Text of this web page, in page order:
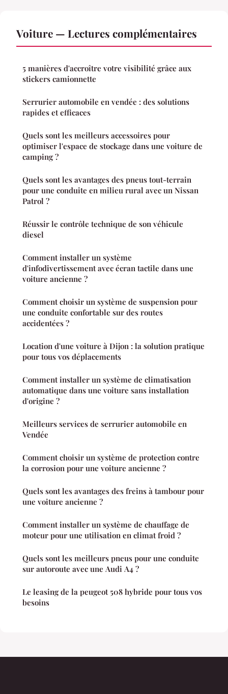
Voiture — Lectures complémentaires
5 manières d'accroître votre visibilité grâce aux
stickers camionnette
Serrurier automobile en vendée : des solutions
rapides et efficaces
Quels sont les meilleurs accessoires pour
optimiser l'espace de stockage dans une voiture de
camping ?
Quels sont les avantages des pneus tout-terrain
pour une conduite en milieu rural avec un Nissan
Patrol ?
Réussir le contrôle technique de son véhicule
diesel
Comment installer un système
d'infodivertissement avec écran tactile dans une
voiture ancienne ?
Comment choisir un système de suspension pour
une conduite confortable sur des routes
accidentées ?
Location d'une voiture à Dijon : la solution pratique
pour tous vos déplacements
Comment installer un système de climatisation
automatique dans une voiture sans installation
d'origine ?
Meilleurs services de serrurier automobile en
Vendée
Comment choisir un système de protection contre
la corrosion pour une voiture ancienne ?
Quels sont les avantages des freins à tambour pour
une voiture ancienne ?
Comment installer un système de chauffage de
moteur pour une utilisation en climat froid ?
Quels sont les meilleurs pneus pour une conduite
sur autoroute avec une Audi A4 ?
Le leasing de la peugeot 508 hybride pour tous vos
besoins